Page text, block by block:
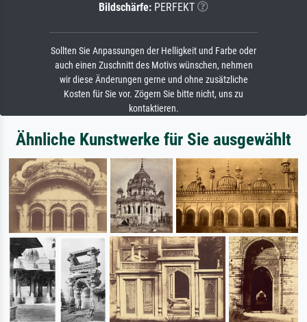
Bildschärfe: PERFEKT
Sollten Sie Anpassungen der Helligkeit und Farbe oder
auch einen Zuschnitt des Motivs wünschen, nehmen
wir diese Änderungen gerne und ohne zusätzliche
Kosten für Sie vor. Zögern Sie bitte nicht, uns zu
kontaktieren.
Ähnliche Kunstwerke für Sie ausgewählt